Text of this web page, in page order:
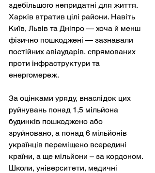
здебільшого непридатні для життя.
Харків втратив цілі райони. Навіть
Київ, Львів та Дніпро — хоча й менш
фізично пошкоджені — зазнавали
постійних авіаударів, спрямованих
проти інфраструктури та
енергомереж.
За оцінками уряду, внаслідок цих
руйнувань понад 1,5 мільйона
будинків пошкоджено або
зруйновано, а понад 6 мільйонів
українців переміщено всередині
країни, а ще мільйони – за кордоном.
Школи, університети, медичні